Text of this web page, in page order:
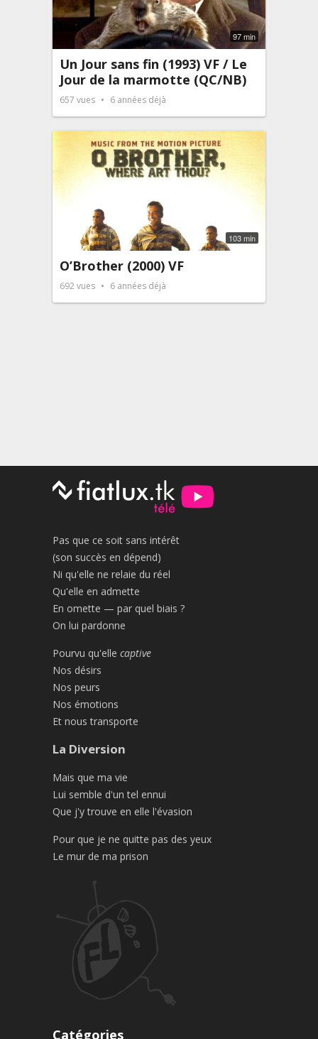
97 min
Un Jour sans fin (1993) VF / Le
Jour de la marmotte (QC/NB)
657 vues 6 années déjà
103 min
O’Brother (2000) VF
692vues 6 années déjà
Pas que ce soit sans intérêt
(son succès en dépend)
Ni qu'elle ne relaie du réel
Qu'elle en admette
En omette — par quel biais ?
On lui pardonne
Pourvu qu'elle captive
Nos désirs
Nos peurs
Nos émotions
Et nous transporte
La Diversion
Mais que ma vie
Lui semble d'un tel ennui
Que j'y trouve en elle l'évasion
Pour que je ne quitte pas des yeux
Le mur de ma prison
Catégories